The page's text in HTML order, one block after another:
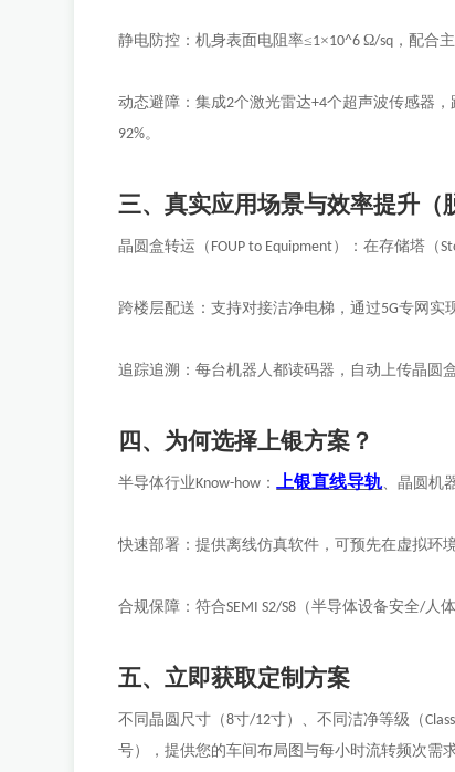
静电防控：机身表面电阻率≤1×10^6Ω/sq ，配合
动态避障：集成2个激光雷达+4个超声波传感器
92%。
三、真实应用场景与效率提升（
晶圆盒转运（ FOUP to Equipment）：在存储塔（
跨楼层配送：支持对接洁净电梯，通过5G专网实
追踪追溯：每台机器人都读码器，自动上传晶圆
四、为何选择上银方案？
半导体行业Know-how ： 上银直线导轨、晶圆机
快速部署：提供离线仿真软件，可预先在虚拟环
合规保障：符合SEMI S2/S8 （半导体设备安全/人
五、立即获取定制方案
不同晶圆尺寸（8寸/12寸）、不同洁净等级（
号），提供您的车间布局图与每小时流转频次需